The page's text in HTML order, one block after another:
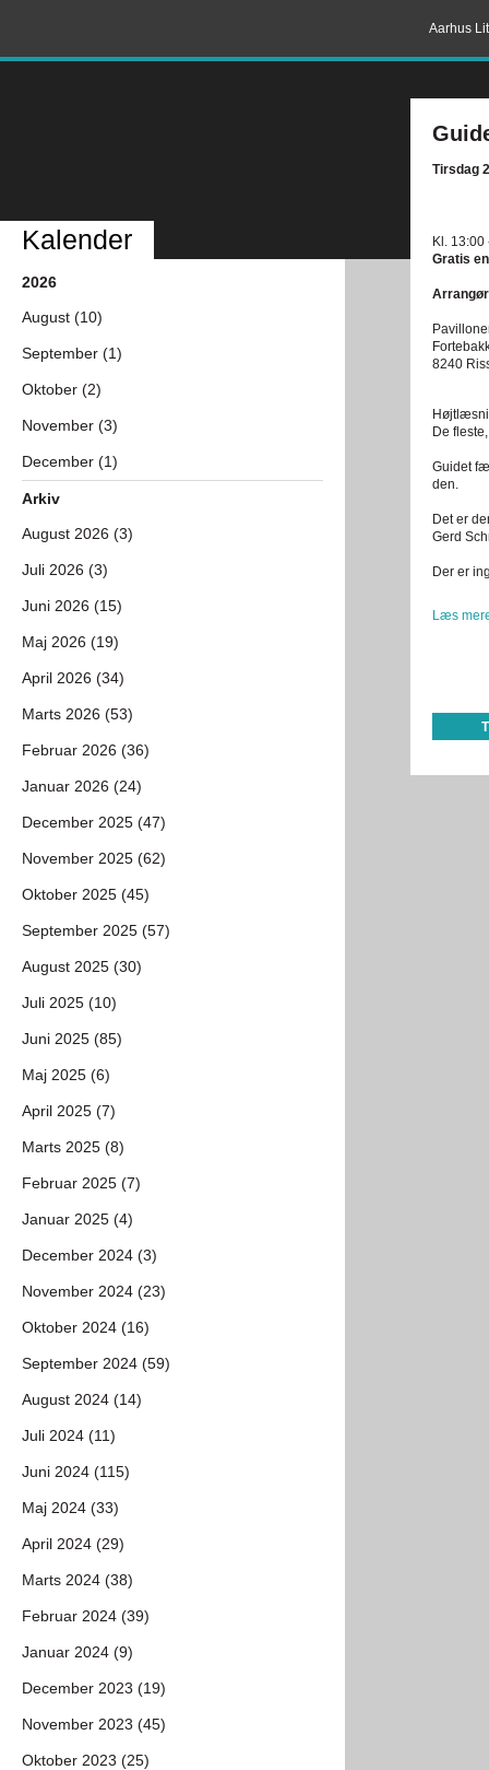
Aarhus
Tirsdag
Kl. 13:00
Gratis
8240
De
Guidet
den.
Det er
Gerd
Der er
Læs
Kalender
2026
August (10)
September (1)
Oktober (2)
November (3)
December (1)
Arkiv
August 2026 (3)
Juli 2026 (3)
Juni 2026 (15)
Maj 2026 (19)
April 2026 (34)
Marts 2026 (53)
Februar 2026 (36)
Januar 2026 (24)
December 2025 (47)
November 2025 (62)
Oktober 2025 (45)
September 2025 (57)
August 2025 (30)
Juli 2025 (10)
Juni 2025 (85)
Maj 2025 (6)
April 2025 (7)
Marts 2025 (8)
Februar 2025 (7)
Januar 2025 (4)
December 2024 (3)
November 2024 (23)
Oktober 2024 (16)
September 2024 (59)
August 2024 (14)
Juli 2024 (11)
Juni 2024 (115)
Maj 2024 (33)
April 2024 (29)
Marts 2024 (38)
Februar 2024 (39)
Januar 2024 (9)
December 2023 (19)
November 2023 (45)
Oktober 2023 (25)